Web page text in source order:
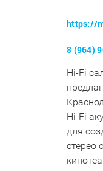
https://
8 (964)
Hi-Fi
Hi-Fi
для
стерео